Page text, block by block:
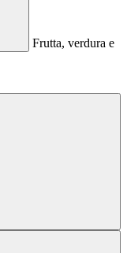
Frutta, verdura e